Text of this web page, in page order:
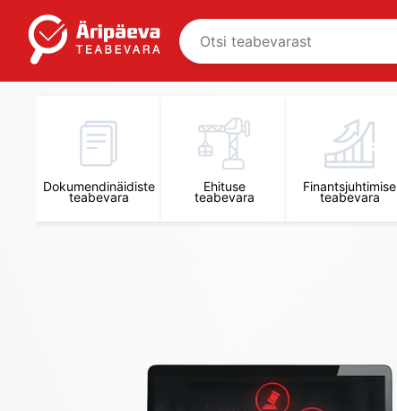
Dokumendinäidiste
teabevara
Ehituse
teabevara
Finantsjuhtimise
teabevara